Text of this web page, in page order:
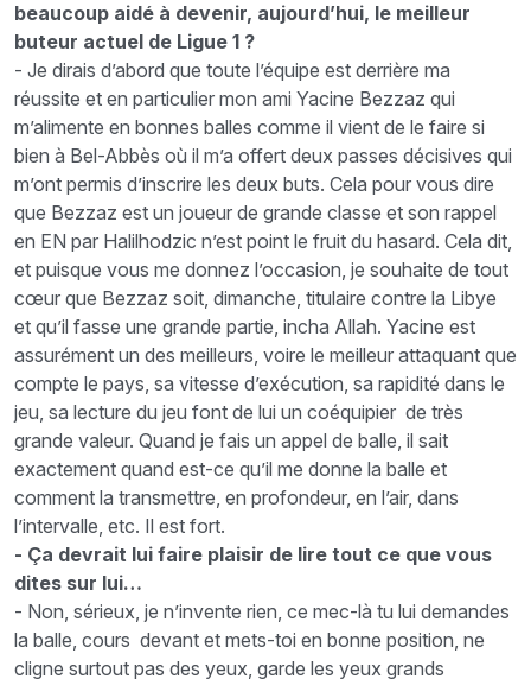
beaucoup aidé à devenir, aujourd’hui, le meilleur
buteur actuel de Ligue 1 ?
- Je dirais d’abord que toute l’équipe est derrière ma
réussite et en particulier mon ami Yacine Bezzaz qui
m’alimente en bonnes balles comme il vient de le faire si
bien à Bel-Abbès où il m’a offert deux passes décisives qui
m’ont permis d’inscrire les deux buts. Cela pour vous dire
que Bezzaz est un joueur de grande classe et son rappel
en EN par Halilhodzic n’est point le fruit du hasard. Cela dit,
et puisque vous me donnez l’occasion, je souhaite de tout
cœur que Bezzaz soit, dimanche, titulaire contre la Libye
et qu’il fasse une grande partie, incha Allah. Yacine est
assurément un des meilleurs, voire le meilleur attaquant que
compte le pays, sa vitesse d’exécution, sa rapidité dans le
jeu, sa lecture du jeu font de lui un coéquipier de très
grande valeur. Quand je fais un appel de balle, il sait
exactement quand est-ce qu’il me donne la balle et
comment la transmettre, en profondeur, en l’air, dans
l’intervalle, etc. Il est fort.
- Ça devrait lui faire plaisir de lire tout ce que vous
dites sur lui…
- Non, sérieux, je n’invente rien, ce mec-là tu lui demandes
la balle, cours devant et mets-toi en bonne position, ne
cligne surtout pas des yeux, garde les yeux grands